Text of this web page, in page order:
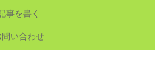
事を書く
問い合わせ